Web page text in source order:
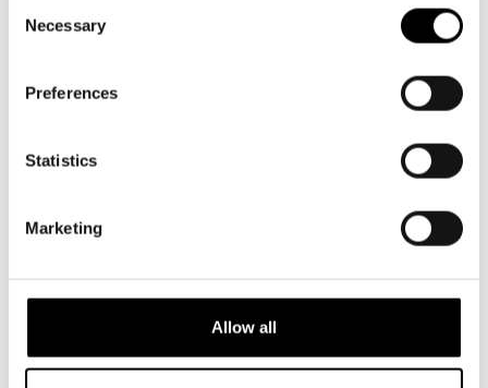
Selection
Necessary
Preferences
Statistics
Marketing
Allow all
paikalla signeeraamassa kirjoja.
taiteilijailtaan!
Själarnas ö näytös esitetään samana iltana kello 19.
”Siitä asti, kun aloin kirjoittaa, olen unelmoinut näkeväni
jonkin teksteistäni heräävän eloon Svenska Teaternin
näyttämöllä”